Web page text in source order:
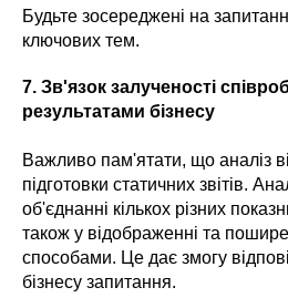
Будьте зосереджені на
ключових тем.
7. Зв'язок залученості
результатами бізнесу
Важливо пам'ятати, що аналіз
підготовки статичних звітів.
об'єднанні кількох різних
також у відображенні та
способами. Це дає змогу
бізнесу запитання.